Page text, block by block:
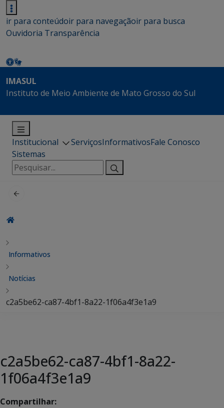
ir para conteúdoir para navegaçãoir para busca
Ouvidoria Transparência
IMASUL
Instituto de Meio Ambiente de Mato Grosso do Sul
Institucional ServiçosInformativosFale Conosco
Sistemas
Pesquisar
por:
Informativos
Notícias
c2a5be62-ca87-4bf1-8a22-1f06a4f3e1a9
c2a5be62-ca87-4bf1-8a22-
1f06a4f3e1a9
Compartilhar: